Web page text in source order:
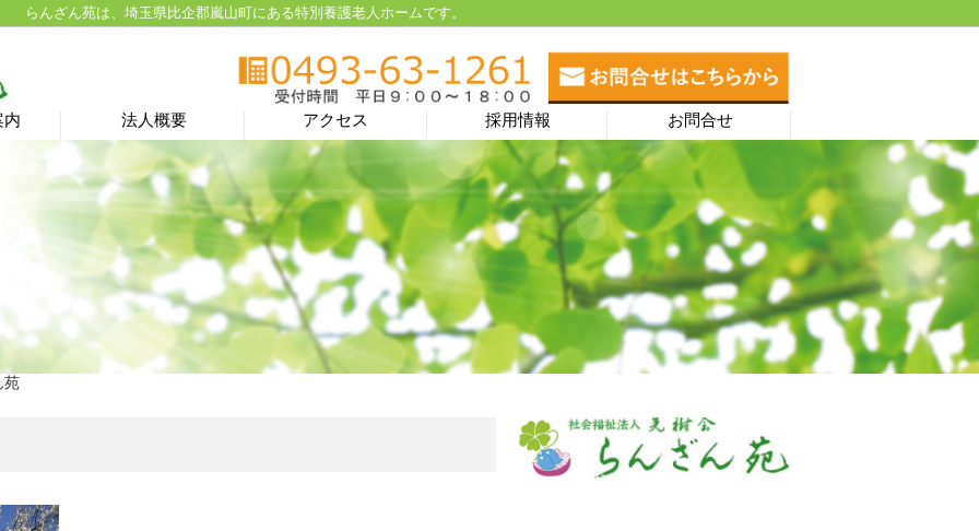
らんざん苑は、埼玉県比企郡嵐山町にある特別養護老人ホームです。
内 法人概要 アクセス 採用情報 お問合せ
苑